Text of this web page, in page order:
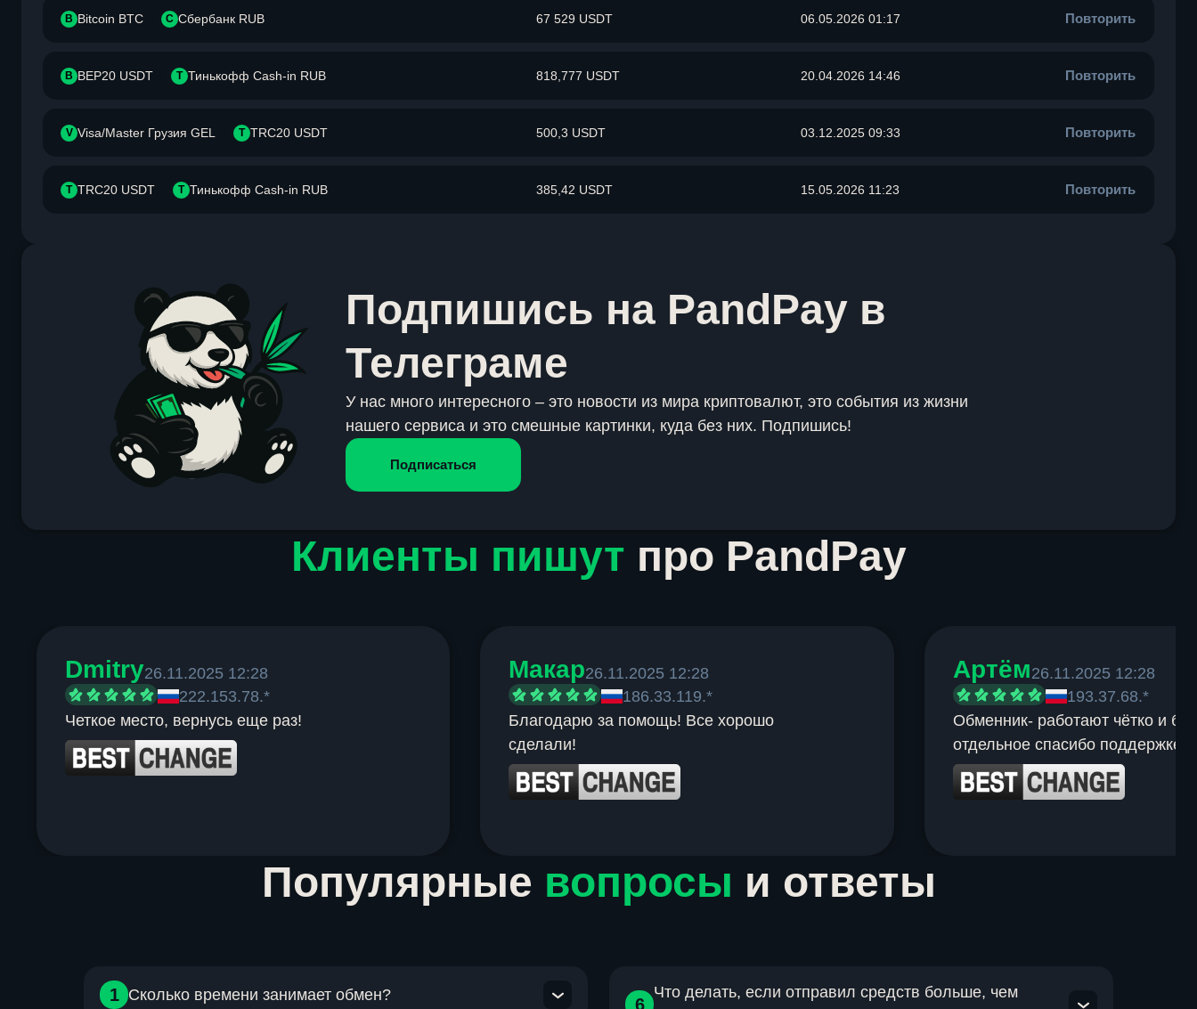
B Bitcoin BTC С Сбербанк RUB 67 529 USDT 06.05.2026 01:17 Повторить
B BEP20 USDT Т Тинькофф Cash-in RUB 818,777 USDT 20.04.2026 14:46 Повторить
V Visa/Master Грузия GEL T TRC20 USDT 500,3 USDT 03.12.2025 09:33 Повторить
T TRC20 USDT Т Тинькофф Cash-in RUB 385,42 USDT 15.05.2026 11:23 Повторить
Подпишись на PandPay в
Телеграме
У нас много интересного – это новости из мира криптовалют, это события из жизни
нашего сервиса и это смешные картинки, куда без них. Подпишись!
Подписаться
Клиенты пишут про PandPay
Dmitry26.11.2025 12:28
222.153.78.*
Четкое место, вернусь еще раз!
Макар26.11.2025 12:28
186.33.119.*
Благодарю за помощь! Все хорошо
сделали!
Артём26.11.2025 12:28
193.37.68.*
Обменник- работают чётко и
отдельное спасибо поддержке.
Популярные вопросы и ответы
1 Сколько времени занимает обмен?
6
Что делать, если отправил средств больше, чем